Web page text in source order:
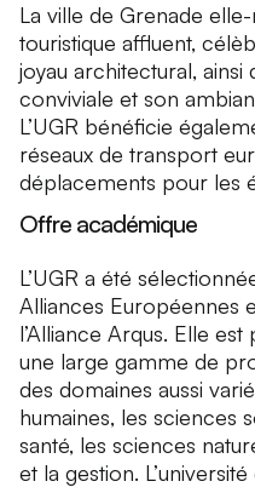
La ville de Grenade
touristique affluent,
joyau architectural,
conviviale et son
L’UGR bénéficie
réseaux de transport
déplacements pour les
Offre académique
L’UGR a été
Alliances Européennes
l’Alliance Arqus. Elle
une large gamme de
des domaines aussi
humaines, les sciences
santé, les sciences
et la gestion.